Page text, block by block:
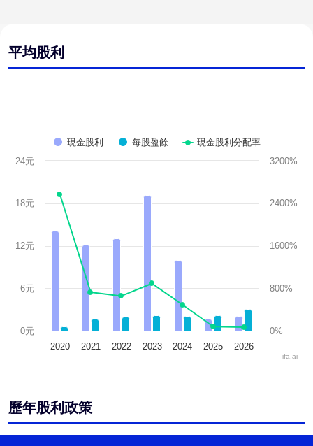
平均股利
現金股利 每股盈餘 現金股利分配率
2020 2021 2022 2023 2024 2025 2026
0元
6元
12元
18元
24元
0%
800%
1600%
2400%
3200%
ifa.ai
歷年股利政策